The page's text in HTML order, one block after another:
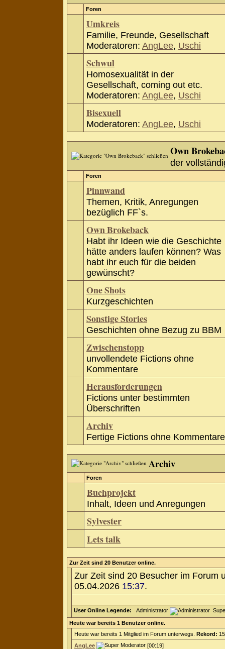
Foren
Umkreis
Familie, Freunde, Gesellschaft
Moderatoren: AngLee, Uschi
Schwul
Homosexualität in der
Gesellschaft, coming out etc.
Moderatoren: AngLee, Uschi
Bisexuell
Moderatoren: AngLee, Uschi
Own
der
Foren
Pinnwand
Themen, Kritik, Anregungen
bezüglich FF`s.
Own Brokeback
Habt ihr Ideen wie die Geschichte
hätte anders laufen können? Was
habt ihr euch für die beiden
gewünscht?
One Shots
Kurzgeschichten
Sonstige Stories
Geschichten ohne Bezug zu BBM
Zwischenstopp
unvollendete Fictions ohne
Kommentare
Herausforderungen
Fictions unter bestimmten
Überschriften
Archiv
Fertige Fictions ohne Kommentare
Archiv
Foren
Buchprojekt
Inhalt, Ideen und Anregungen
Sylvester
Lets talk
Zur Zeit sind 20 Benutzer online.
Zur Zeit sind 20 Besucher im Forum
05.04.2026 15:37.
User Online Legende: Administrator
Heute war bereits 1 Benutzer online.
Heute war bereits 1 Mitglied im Forum unterwegs. Rekord:
AngLee
[00:19]